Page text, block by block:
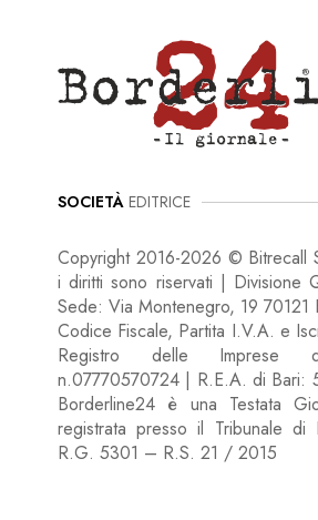
SOCIETÀ EDITRICE
Copyright 2016-2026 © Bitrecall
i diritti sono riservati | Divisione
Sede: Via Montenegro, 19 70121
Codice Fiscale, Partita I.V.A. e
Registro delle Imprese
n.07770570724 | R.E.A. di Bari:
Borderline24 è una Testata
registrata presso il Tribunale di
R.G. 5301 – R.S. 21 / 2015